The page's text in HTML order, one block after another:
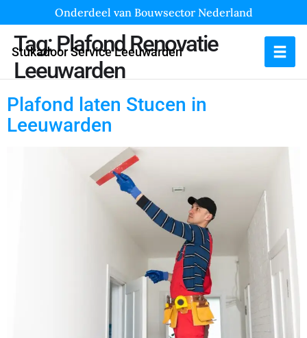
Onderdeel van Bouwsector Nederland
Stukadoor Service Leeuwarden
Tag:Plafond Renovatie
Leeuwarden
Plafond laten Stucen in
Leeuwarden